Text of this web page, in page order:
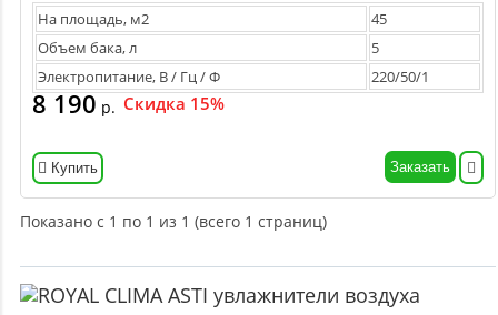
На площадь, м2
45
Объем бака, л
5
Электропитание, В / Гц / Ф
220/50/1
8 190 р. Скидка 15%
Купить Заказать
Показано с 1 по 1 из 1 (всего 1 страниц)